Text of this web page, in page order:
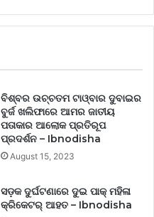
ବିଶ୍ବର ଉଚ୍ଚତମ ଟାଓ୍ବାର ଦୁବାଇର
ବୁର୍ଜ ଖଲିଫାରେ ଆମର ଜାତୀୟ
ପତାକାର ଆଲୋକ ପ୍ରତିରୂପ
ପ୍ରଦର୍ଶନ – Ibnodisha
August 15, 2023
ସଡ଼କ ଦୁର୍ଘଟଣାରେ ଦୁଇ ପାକ୍ ମହିଳା
କ୍ରିକେଟର୍ ଆହତ – Ibnodisha